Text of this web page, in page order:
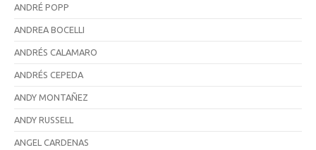
ANDRÉ POPP
ANDREA BOCELLI
ANDRÉS CALAMARO
ANDRÉS CEPEDA
ANDY MONTAÑEZ
ANDY RUSSELL
ANGEL CARDENAS